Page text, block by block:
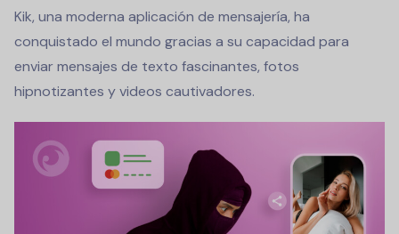
Kik, una moderna aplicación de mensajería, ha
conquistado el mundo gracias a su capacidad para
enviar mensajes de texto fascinantes, fotos
hipnotizantes y videos cautivadores.